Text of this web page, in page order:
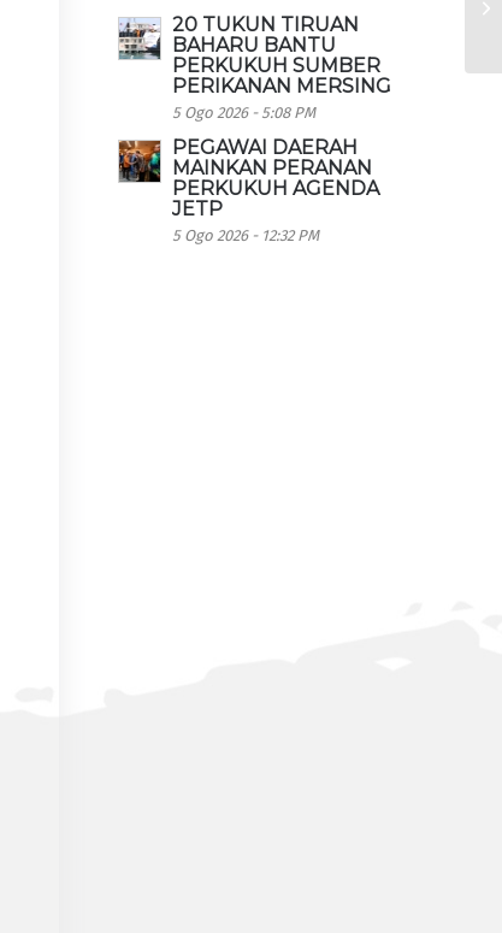
20 TUKUN TIRUAN
BAHARU BANTU
PERKUKUH SUMBER
PERIKANAN MERSING
5 Ogo 2026 - 5:08 PM
PEGAWAI DAERAH
MAINKAN PERANAN
PERKUKUH AGENDA
JETP
5 Ogo 2026 - 12:32 PM